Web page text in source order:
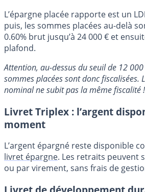
L’épargne placée rapporte est un
puis, les sommes placées au-delà
0.60% brut jusqu’à 24 000 € et
plafond.
Attention, au-dessus du seuil de 12
sommes placées sont donc fiscalisées.
nominal ne subit pas la même fiscalité !
Livret Triplex : l’argent
moment
L’argent épargné reste disponible
livret épargne. Les retraits peuvent
ou par virement, sans frais de